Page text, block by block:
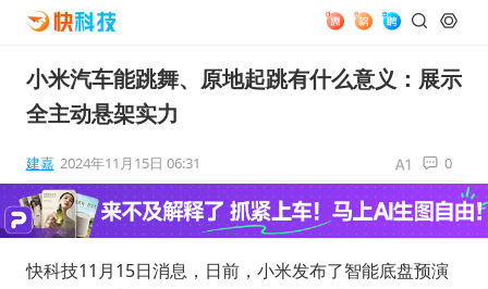
小米汽车能跳舞、原地起跳有什么意义：展示
全主动悬架实力
建嘉 2024年11月15日 06:31 0
快科技11月15日消息，日前，小米发布了智能底盘预演